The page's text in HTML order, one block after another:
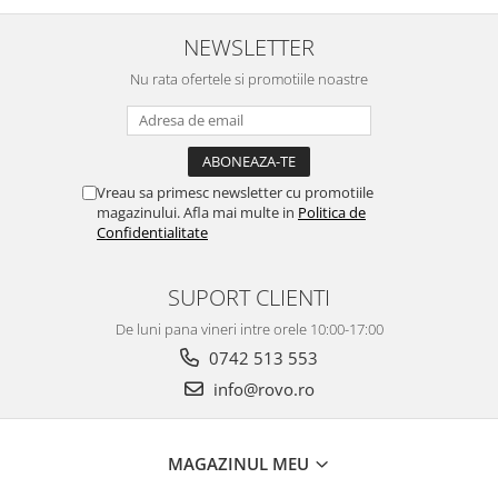
NEWSLETTER
Nu rata ofertele si promotiile noastre
Vreau sa primesc newsletter cu promotiile
magazinului. Afla mai multe in Politica de
Confidentialitate
SUPORT CLIENTI
De luni pana vineri intre orele 10:00-17:00
0742 513 553
info@rovo.ro
MAGAZINUL MEU